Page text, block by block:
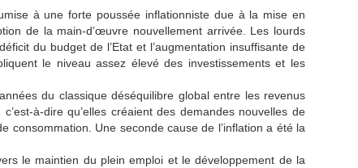
à une forte poussée inflationniste due à la mise en
de la main-d’œuvre nouvellement arrivée. Les lourds
du budget de l’Etat et l’augmentation insuffisante de
le niveau assez élevé des investissements et les
du classique déséquilibre global entre les revenus
à-dire qu’elles créaient des demandes nouvelles de
consommation. Une seconde cause de l’inflation a été la
le maintien du plein emploi et le développement de la